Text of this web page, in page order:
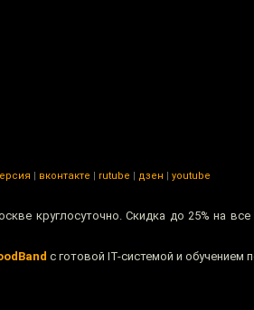
| вконтакте | rutube | дзен | youtube
круглосуточно. Скидка до 25% на
с готовой IT-системой и обучением